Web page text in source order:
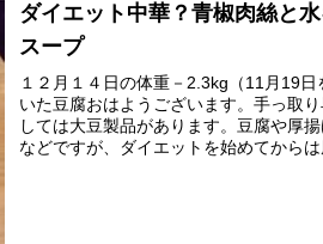
ダイエット中華？青椒肉絲と
スープ
１２月１４日の体重－2.3kg（11月19
いた豆腐おはようございます。手っ取
しては大豆製品があります。豆腐や厚
などですが、ダイエットを始めてからは